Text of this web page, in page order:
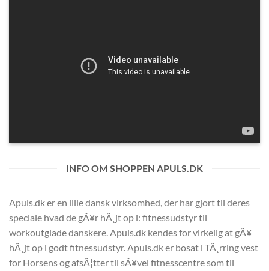
INFO OM SHOPPEN APULS.DK
Apuls.dk er en lille dansk virksomhed, der har gjort til deres
speciale hvad de gÃ¥r hÃ¸jt op i: fitnessudstyr til
workoutglade danskere. Apuls.dk kendes for virkelig at gÃ¥
hÃ¸jt op i godt fitnessudstyr. Apuls.dk er bosat i TÃ¸rring vest
for Horsens og afsÃ¦tter til sÃ¥vel fitnesscentre som til